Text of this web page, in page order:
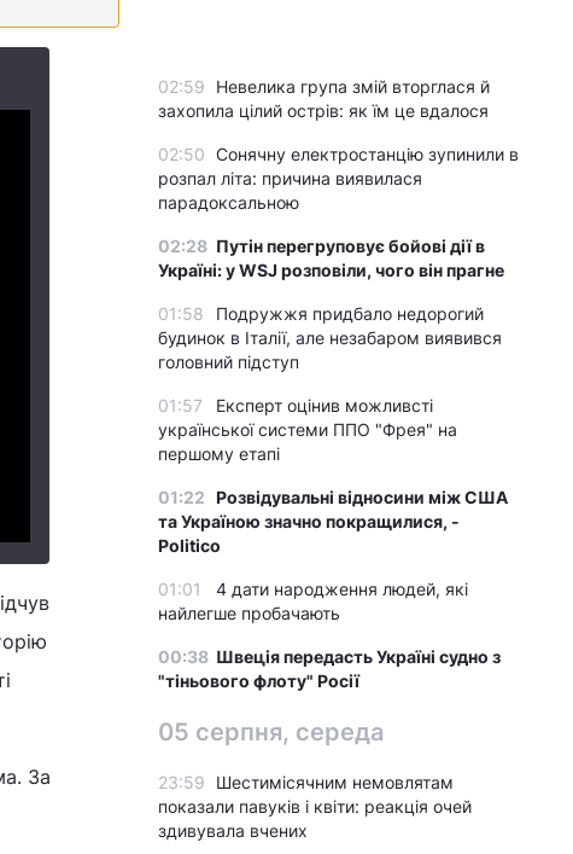
За
02:59
Невелика група змій вторглася й
захопила цілий острів: як їм це вдалося
02:50 Сонячну електростанцію зупинили в
розпал літа: причина виявилася
парадоксальною
02:28 Путін перегруповує бойові дії в
Україні: у WSJ розповіли, чого він прагне
01:58
Подружжя придбало недорогий
будинок в Італії, але незабаром виявився
головний підступ
01:57
Експерт оцінив можливсті
української системи ППО "Фрея" на
першому етапі
01:22 Розвідувальні відносини між США
та Україною значно покращилися, -
Politico
01:01
4 дати народження людей, які
найлегше пробачають
00:38 Швеція передасть Україні судно з
"тіньового флоту" Росії
05 серпня, середа
23:59
Шестимісячним немовлятам
показали павуків і квіти: реакція очей
здивувала вчених